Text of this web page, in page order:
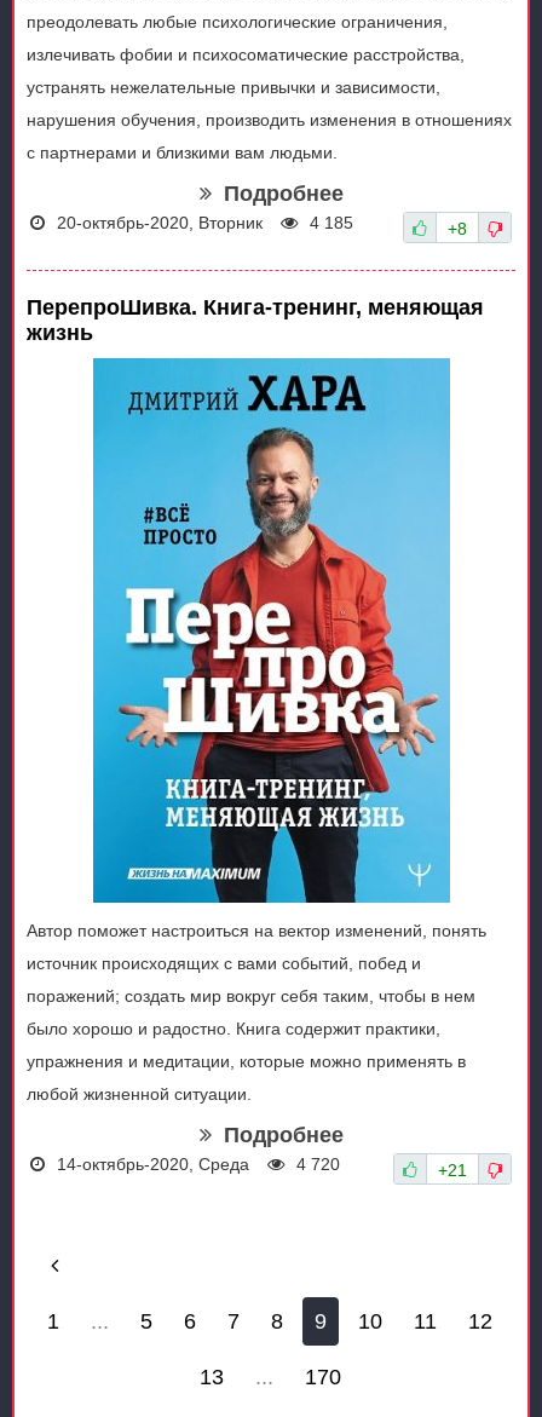
преодолевать любые психологические ограничения,
излечивать фобии и психосоматические расстройства,
устранять нежелательные привычки и зависимости,
нарушения обучения, производить изменения в отношениях
с партнерами и близкими вам людьми.
Подробнее
20-октябрь-2020, Вторник 4 185 +8
ПерепроШивка. Книга-тренинг, меняющая
жизнь
Автор поможет настроиться на вектор изменений, понять
источник происходящих с вами событий, побед и
поражений; создать мир вокруг себя таким, чтобы в нем
было хорошо и радостно. Книга содержит практики,
упражнения и медитации, которые можно применять в
любой жизненной ситуации.
Подробнее
14-октябрь-2020, Среда 4 720 +21
1 ... 5 6 7 8 9 10 11 12
13 ... 170